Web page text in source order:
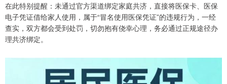
在此特别提醒：未通过官方渠道绑定家庭共济，直接将医保卡、医保
电子凭证借给家人使用，属于“冒名使用医保凭证”的违规行为，一经
查实，双方都会受到处罚，切勿抱有侥幸心理，务必通过正规途径办
理共济绑定。